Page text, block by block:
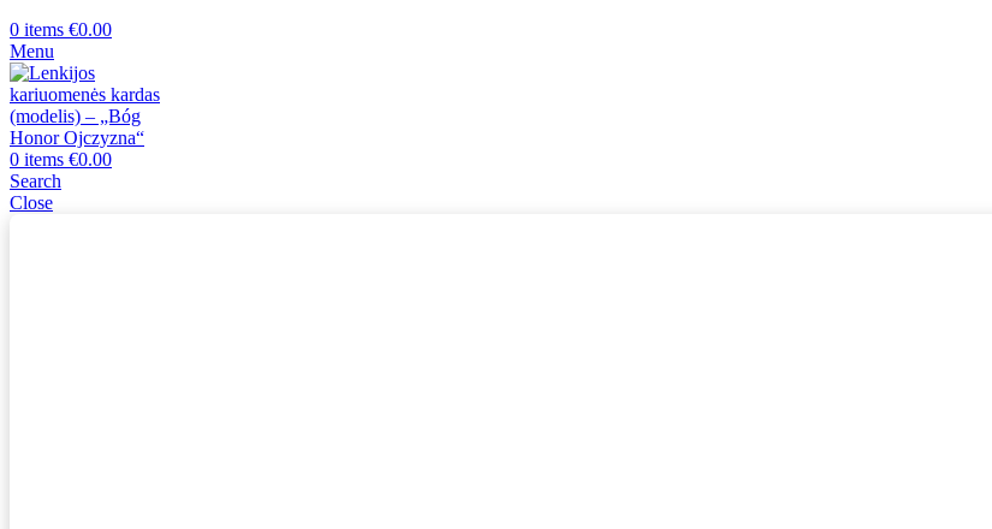
0 items €0.00
Menu
0 items €0.00
Search
Close